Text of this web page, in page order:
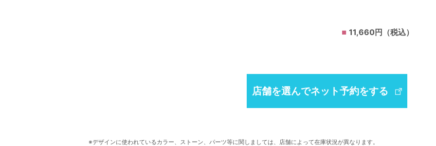
11,660円（税込）
店舗を選んでネット予約をする
デザインに使われているカラー、ストーン、パーツ等に関しましては、店舗によって在庫状況が異なります。